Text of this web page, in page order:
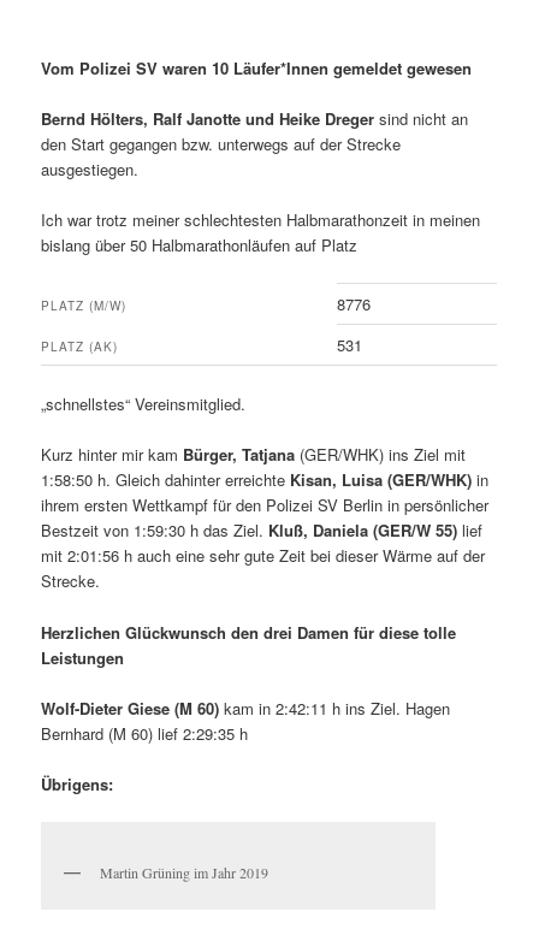
Vom Polizei SV waren 10 Läufer*Innen gemeldet gewesen
Bernd Hölters, Ralf Janotte und Heike Dreger sind nicht an
den Start gegangen bzw. unterwegs auf der Strecke
ausgestiegen.
Ich war trotz meiner schlechtesten Halbmarathonzeit in meinen
bislang über 50 Halbmarathonläufen auf Platz
PLATZ (M/W) 8776
PLATZ (AK) 531
„schnellstes“ Vereinsmitglied.
Kurz hinter mir kam Bürger, Tatjana (GER/WHK) ins Ziel mit
1:58:50 h. Gleich dahinter erreichte Kisan, Luisa (GER/WHK)in
ihrem ersten Wettkampf für den Polizei SV Berlin in persönlicher
Bestzeit von 1:59:30 h das Ziel. Kluß, Daniela (GER/W 55) lief
mit 2:01:56 h auch eine sehr gute Zeit bei dieser Wärme auf der
Strecke.
Herzlichen Glückwunsch den drei Damen für diese tolle
Leistungen
Wolf-Dieter Giese (M 60)kam in 2:42:11 h ins Ziel. Hagen
Bernhard (M 60) lief 2:29:35 h
Übrigens:
Martin Grüning im Jahr 2019